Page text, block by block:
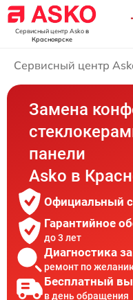
Сервисный центр Askoв
Красноярске
Сервисный центр
Замена
панели
Asko в
Официальный
Гарантийное
до 3 лет
Диагностика
ремонт по
Бесплатный
в день обращения